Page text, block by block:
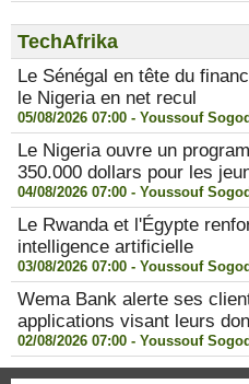
TechAfrika
Le Sénégal en tête du
le Nigeria en net recul
05/08/2026 07:00 - Youssouf
Le Nigeria ouvre un
350.000 dollars pour les
04/08/2026 07:00 - Youssouf
Le Rwanda et l'Égypte
intelligence artificielle
03/08/2026 07:00 - Youssouf
Wema Bank alerte ses
applications visant leurs
02/08/2026 07:00 - Youssouf